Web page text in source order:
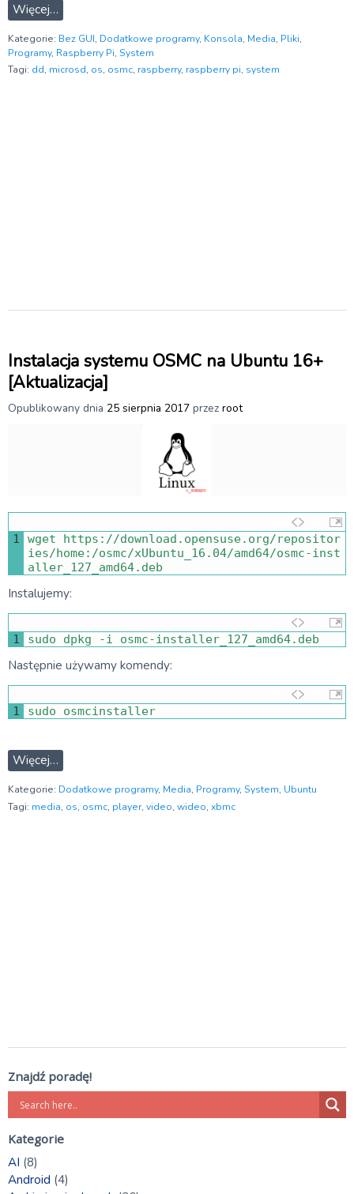
Więcej…
Kategorie: Bez GUI, Dodatkowe programy, Konsola, Media, Pliki,
Programy, Raspberry Pi, System
Tagi: dd, microsd, os, osmc, raspberry, raspberry pi, system
Instalacja systemu OSMC na Ubuntu 16+
[Aktualizacja]
Opublikowany dnia 25 sierpnia 2017 przez root
1 wget https : //download.opensuse.org/repositor
ies/home:/osmc/xUbuntu_16.04/amd64/osmc-inst
aller_127_amd64.deb
Instalujemy:
1 sudo dpkg -i osmc-installer_127_amd64. deb
Następnie używamy komendy:
1 sudo osmcinstaller
Więcej…
Kategorie: Dodatkowe programy, Media, Programy, System, Ubuntu
Tagi: media, os, osmc, player, video, wideo, xbmc
Znajdź poradę!
Kategorie
AI (8)
Android (4)